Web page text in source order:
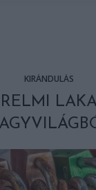
KIRÁNDULÁS